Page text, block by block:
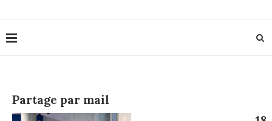
Partage par mail